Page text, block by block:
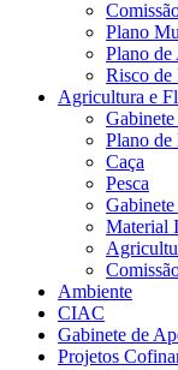
Plano
Plano de
Risco de
Agricultura e
Plano de
Caça
Pesca
Material
Ambiente
CIAC
Gabinete de
Projetos